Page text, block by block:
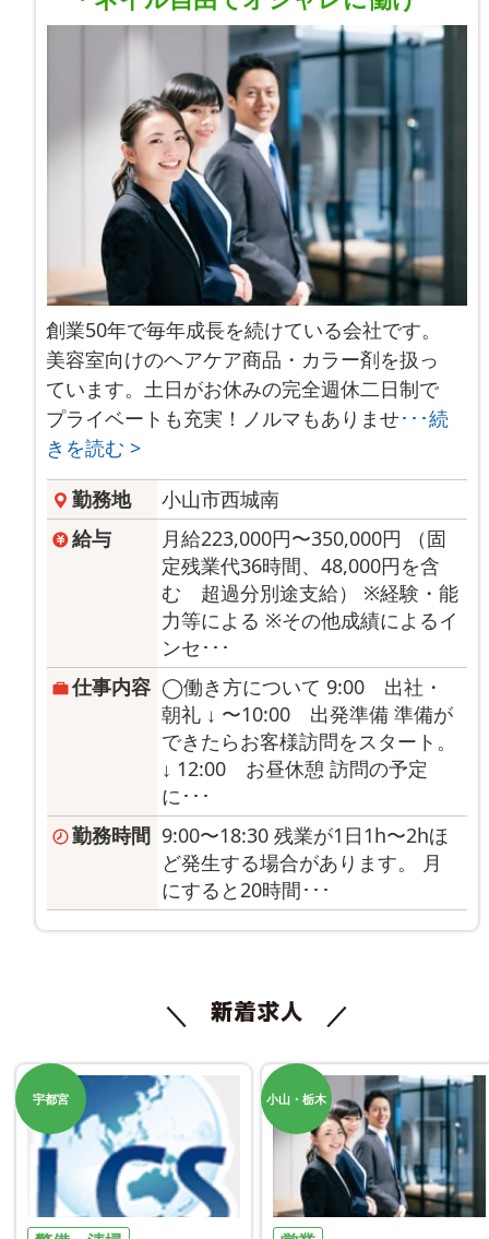
創業50年で毎年成長を続けている会社です。
美容室向けのヘアケア商品・カラー剤を扱っ
ています。土日がお休みの完全週休二日制で
プライベートも充実！ノルマもありませ･･･続
きを読む >
勤務地
小山市西城南
給与
月給223,000円〜350,000円 （固
定残業代36時間、48,000円を含
む 超過分別途支給） ※経験・能
力等による ※その他成績によるイ
ンセ･･･
仕事内容 ◯働き方について 9:00 出社・
朝礼 ↓ 〜10:00 出発準備 準備が
できたらお客様訪問をスタート。
↓ 12:00 お昼休憩 訪問の予定
に･･･
勤務時間 9:00〜18:30 残業が1日1h〜2hほ
ど発生する場合があります。 月
にすると20時間･･･
宇都宮 小山・栃木